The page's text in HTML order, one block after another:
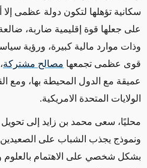
سكانية تؤهلها لتكون دولة عظمى
على جعلها قوة إقليمية ضاربة،
وذات موارد مالية كبيرة، ورؤية
قوى عظمى تجمعها مصالح مشتركة
عميقة مع الدول المحيطة بها، ومع
الولايات المتحدة الامريكية.
محليًا، سعى محمد بن زايد إلى تحويل
ونموذج يجذب الشباب على الصعيدين
بشكل شخصي على الاهتمام بالعلوم